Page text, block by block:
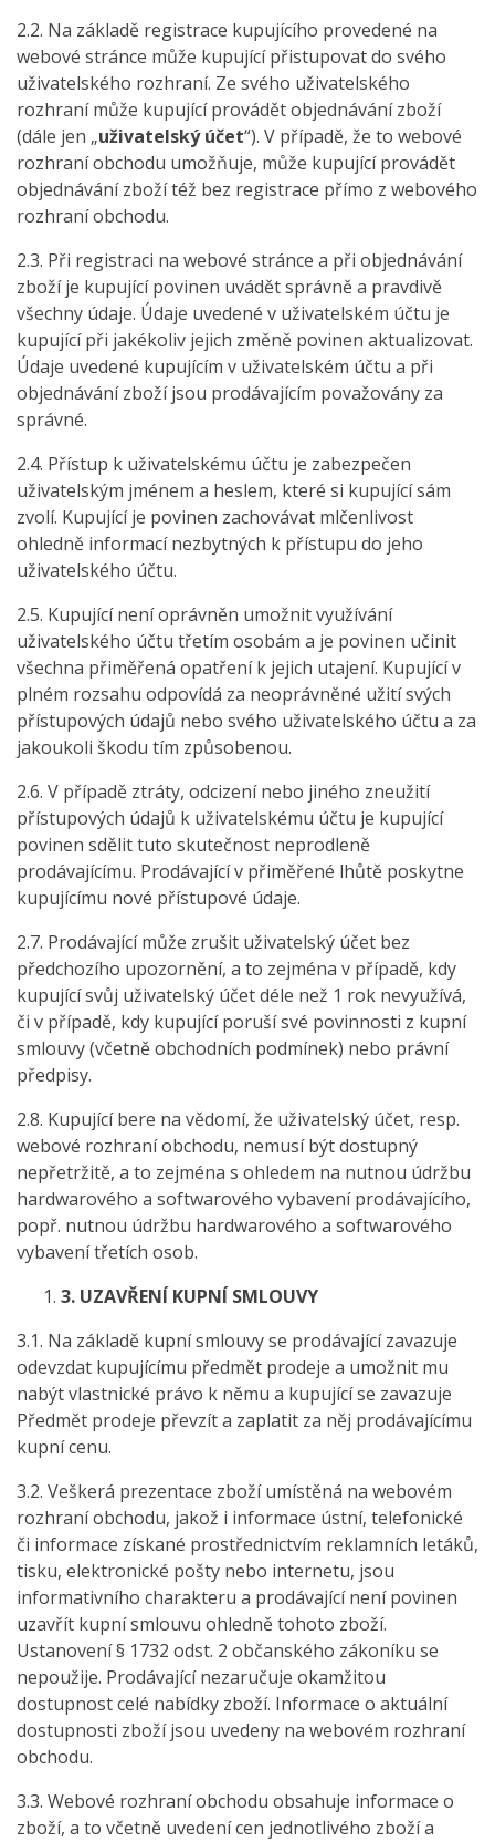
2.2. Na základě registrace kupujícího provedené na
webové stránce může kupující přistupovat do svého
uživatelského rozhraní. Ze svého uživatelského
rozhraní může kupující provádět objednávání zboží
(dále jen „uživatelský účet“). V případě, že to webové
rozhraní obchodu umožňuje, může kupující provádět
objednávání zboží též bez registrace přímo z webového
rozhraní obchodu.
2.3. Při registraci na webové stránce a při objednávání
zboží je kupující povinen uvádět správně a pravdivě
všechny údaje. Údaje uvedené v uživatelském účtu je
kupující při jakékoliv jejich změně povinen aktualizovat.
Údaje uvedené kupujícím v uživatelském účtu a při
objednávání zboží jsou prodávajícím považovány za
správné.
2.4. Přístup k uživatelskému účtu je zabezpečen
uživatelským jménem a heslem, které si kupující sám
zvolí. Kupující je povinen zachovávat mlčenlivost
ohledně informací nezbytných k přístupu do jeho
uživatelského účtu.
2.5. Kupující není oprávněn umožnit využívání
uživatelského účtu třetím osobám a je povinen učinit
všechna přiměřená opatření k jejich utajení. Kupující v
plném rozsahu odpovídá za neoprávněné užití svých
přístupových údajů nebo svého uživatelského účtu a za
jakoukoli škodu tím způsobenou.
2.6. V případě ztráty, odcizení nebo jiného zneužití
přístupových údajů k uživatelskému účtu je kupující
povinen sdělit tuto skutečnost neprodleně
prodávajícímu. Prodávající v přiměřené lhůtě poskytne
kupujícímu nové přístupové údaje.
2.7. Prodávající může zrušit uživatelský účet bez
předchozího upozornění, a to zejména v případě, kdy
kupující svůj uživatelský účet déle než 1 rok nevyužívá,
či v případě, kdy kupující poruší své povinnosti z kupní
smlouvy (včetně obchodních podmínek) nebo právní
předpisy.
2.8. Kupující bere na vědomí, že uživatelský účet, resp.
webové rozhraní obchodu, nemusí být dostupný
nepřetržitě, a to zejména s ohledem na nutnou údržbu
hardwarového a softwarového vybavení prodávajícího,
popř. nutnou údržbu hardwarového a softwarového
vybavení třetích osob.
3. UZAVŘENÍ KUPNÍ SMLOUVY
3.1. Na základě kupní smlouvy se prodávající zavazuje
odevzdat kupujícímu předmět prodeje a umožnit mu
nabýt vlastnické právo k němu a kupující se zavazuje
Předmět prodeje převzít a zaplatit za něj prodávajícímu
kupní cenu.
3.2. Veškerá prezentace zboží umístěná na webovém
rozhraní obchodu, jakož i informace ústní, telefonické
či informace získané prostřednictvím reklamních letáků,
tisku, elektronické pošty nebo internetu, jsou
informativního charakteru a prodávající není povinen
uzavřít kupní smlouvu ohledně tohoto zboží.
Ustanovení § 1732 odst. 2 občanského zákoníku se
nepoužije. Prodávající nezaručuje okamžitou
dostupnost celé nabídky zboží. Informace o aktuální
dostupnosti zboží jsou uvedeny na webovém rozhraní
obchodu.
3.3. Webové rozhraní obchodu obsahuje informace o
zboží, a to včetně uvedení cen jednotlivého zboží a